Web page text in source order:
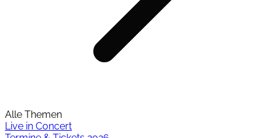
Alle Themen
Live in Concert